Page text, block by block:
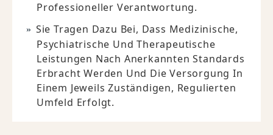
Professioneller Verantwortung.
Sie Tragen Dazu Bei, Dass Medizinische,
Psychiatrische Und Therapeutische
Leistungen Nach Anerkannten Standards
Erbracht Werden Und Die Versorgung In
Einem Jeweils Zuständigen, Regulierten
Umfeld Erfolgt.